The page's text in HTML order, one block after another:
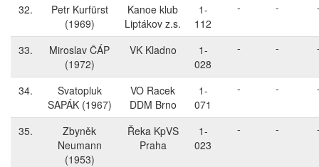
32.
Petr Kurfürst
(1969)
Kanoe klub
Liptákov z.s.
1-
112
- -
33.
Miroslav ČÁP
(1972)
VK Kladno
1-
028
- -
34.
Svatopluk
SAPÁK (1967)
VO Racek
DDM Brno
1-
071
- -
35.
Zbyněk
Neumann
(1953)
Řeka KpVS
Praha
1-
023
- -